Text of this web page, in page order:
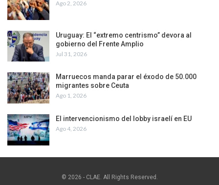
Ago 2, 2026
Uruguay: El “extremo centrismo” devora al
gobierno del Frente Amplio
Jul 31, 2026
Marruecos manda parar el éxodo de 50.000
migrantes sobre Ceuta
Ago 1, 2026
El intervencionismo del lobby israelí en EU
Ago 4, 2026
© 2026 - CLAE. All Rights Reserved.